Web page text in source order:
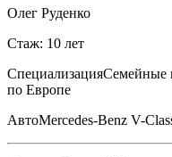
Олег Руденко
Стаж: 10 лет
СпециализацияСемейные
по Европе
АвтоMercedes-Benz V-